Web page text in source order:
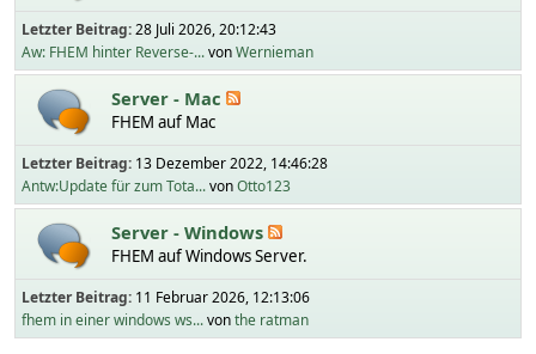
Letzter Beitrag:28 Juli 2026, 20:12:43
Aw: FHEM hinter Reverse-...vonWernieman
Server - Mac
FHEM auf Mac
Letzter Beitrag: 13 Dezember 2022, 14:46:28
Antw:Update für zum Tota...vonOtto123
Server - Windows
FHEM auf Windows Server.
Letzter Beitrag: 11 Februar 2026, 12:13:06
fhem in einer windows ws...vonthe ratman